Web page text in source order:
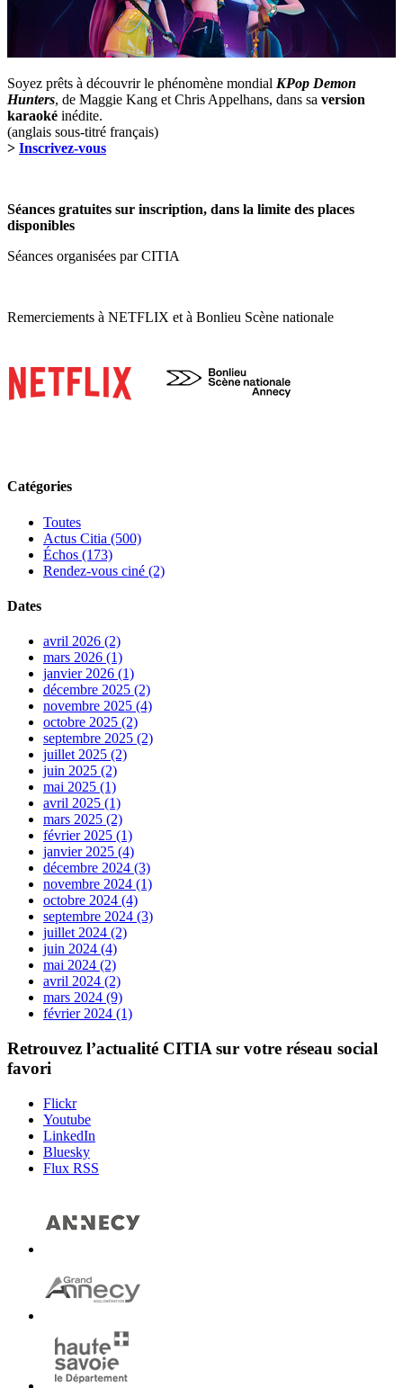
Soyez prêts à découvrir le phénomène mondial KPop Demon
Hunters, de Maggie Kang et Chris Appelhans, dans sa version
karaoké inédite.
(anglais sous-titré français)
> Inscrivez-vous
Séances gratuites sur inscription, dans la limite des places
disponibles
Séances organisées par CITIA
Remerciements à NETFLIX et à Bonlieu Scène nationale
Catégories
Toutes
Actus Citia (500)
Échos (173)
Rendez-vous ciné (2)
Dates
avril 2026 (2)
mars 2026 (1)
janvier 2026 (1)
décembre 2025 (2)
novembre 2025 (4)
octobre 2025 (2)
septembre 2025 (2)
juillet 2025 (2)
juin 2025 (2)
mai 2025 (1)
avril 2025 (1)
mars 2025 (2)
février 2025 (1)
janvier 2025 (4)
décembre 2024 (3)
novembre 2024 (1)
octobre 2024 (4)
septembre 2024 (3)
juillet 2024 (2)
juin 2024 (4)
mai 2024 (2)
avril 2024 (2)
mars 2024 (9)
février 2024 (1)
Retrouvez l’actualité CITIA sur votre réseau social
favori
Flickr
Youtube
LinkedIn
Bluesky
Flux RSS